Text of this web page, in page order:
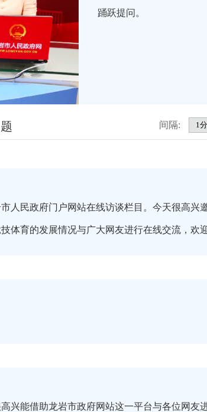
踊跃提问。
间隔:
人民政府门户网站在线访谈栏目。今天很高兴
体育的发展情况与广大网友进行在线交流，欢
兴能借助龙岩市政府网站这一平台与各位网友